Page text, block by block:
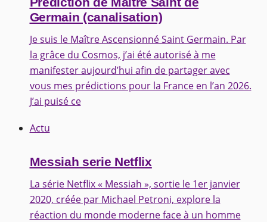
Germain (canalisation)
Je suis le Maître Ascensionné Saint Germain. Par
la grâce du Cosmos, j’ai été autorisé à me
manifester aujourd’hui afin de partager avec
vous mes prédictions pour la France en l’an 2026.
J’ai puisé ce
Actu
Messiah serie Netflix
La série Netflix « Messiah », sortie le 1er janvier
2020, créée par Michael Petroni, explore la
réaction du monde moderne face à un homme